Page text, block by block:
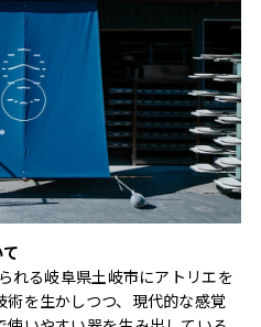
れる岐阜県土岐市にアトリエを
を生かしつつ、現代的な感覚